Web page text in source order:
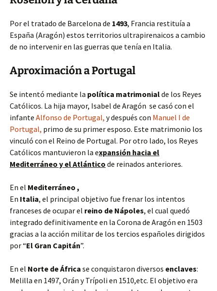
Por el tratado de Barcelona de 1493, Francia restituía a
España (Aragón) estos territorios ultrapirenaicos a cambio
de no intervenir en las guerras que tenía en Italia.
Aproximación a Portugal
Se intentó mediante la política matrimonialde los Reyes
Católicos. La hija mayor, Isabel de Aragón se casó con el
infante Alfonso de Portugal, y después con Manuel I de
Portugal, primo de su primer esposo. Este matrimonio los
vinculó con el Reino de Portugal. Por otro lado, los Reyes
Católicos mantuvieron la expansión hacia el
Mediterráneo y el Atlántico de reinados anteriores.
En el Mediterráneo ,
En Italia, el principal objetivo fue frenar los intentos
franceses de ocupar el reino de Nápoles, el cual quedó
integrado definitivamente en la Corona de Aragón en 1503
gracias a la acción militar de los tercios españoles dirigidos
por “El Gran Capitán”.
En el Norte de África se conquistaron diversos enclaves:
Melilla en 1497, Orán y Trípoli en 1510,etc. El objetivo era